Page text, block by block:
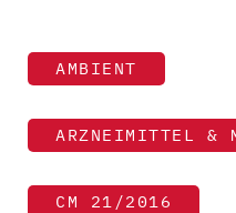
AMBIENT
ARZNEIMITTEL &
CM 21/2016